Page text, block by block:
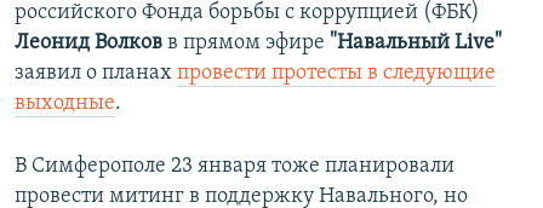
российского Фонда борьбы с коррупцией (ФБК)
Леонид Волков в прямом эфире "Навальный Live"
заявил о планах провести протесты в следующие
выходные.
В Симферополе 23 января тоже планировали
провести митинг в поддержку Навального, но